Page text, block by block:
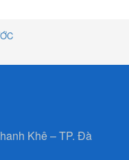
Khê – TP. Đà